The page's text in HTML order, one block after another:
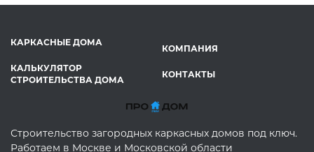
КАРКАСНЫЕ ДОМА
КАЛЬКУЛЯТОР
СТРОИТЕЛЬСТВА ДОМА
КОМПАНИЯ
КОНТАКТЫ
Строительство загородных каркасных домов под ключ.
Работаем в Москве и Московской области